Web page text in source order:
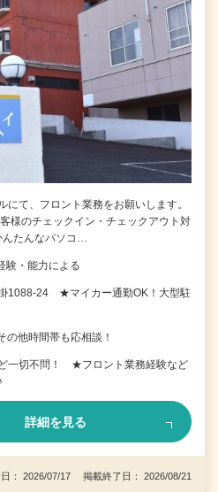
にて、フロント業務をお願いします。
客様のチェックイン・チェックアウト対
んたんなパソコ…
・能力による
1088-24 ★マイカー通勤OK！大型駐
他時間帯も応相談！
一切不問！ ★フロント業務経験など
詳細を見る
： 2026/07/17 掲載終了日： 2026/08/21